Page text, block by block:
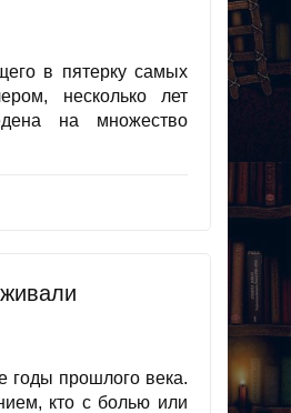
в пятерку самых
несколько лет
на множество
годы прошлого века.
кто с болью или